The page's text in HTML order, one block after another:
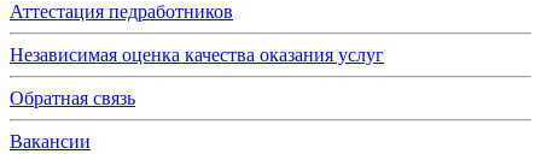
Аттестация педработников
Независимая оценка качества оказания услуг
Обратная связь
Вакансии